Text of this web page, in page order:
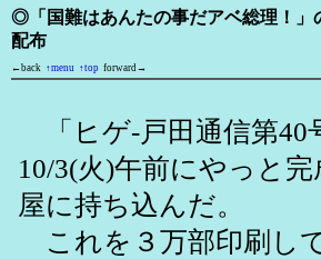
◎「国難はあんたの事だアベ総理！」
配布
←back ↑menu ↑top forward→
「ヒゲ-戸田通信第40
10/3(火)午前にやっと完
屋に持ち込んだ。
これを３万部印刷し